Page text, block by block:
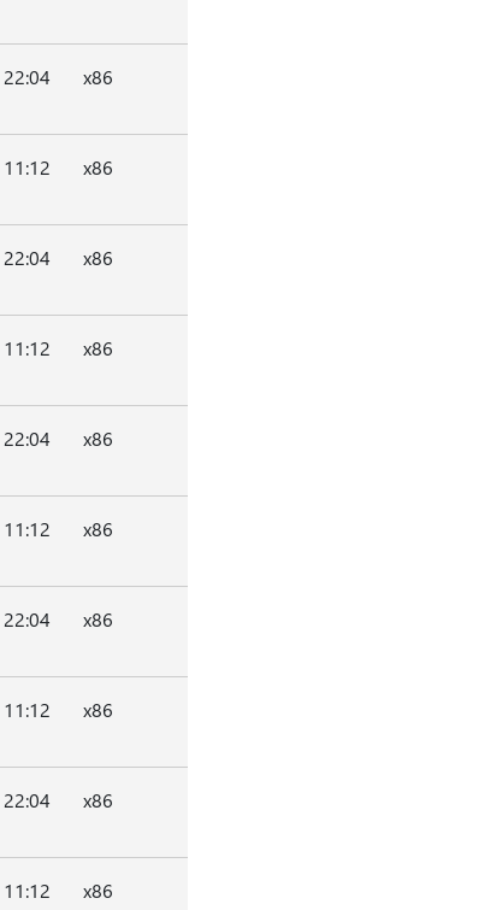
22:04 x86
11:12 x86
22:04 x86
11:12 x86
22:04 x86
11:12 x86
22:04 x86
11:12 x86
22:04 x86
11:12 x86